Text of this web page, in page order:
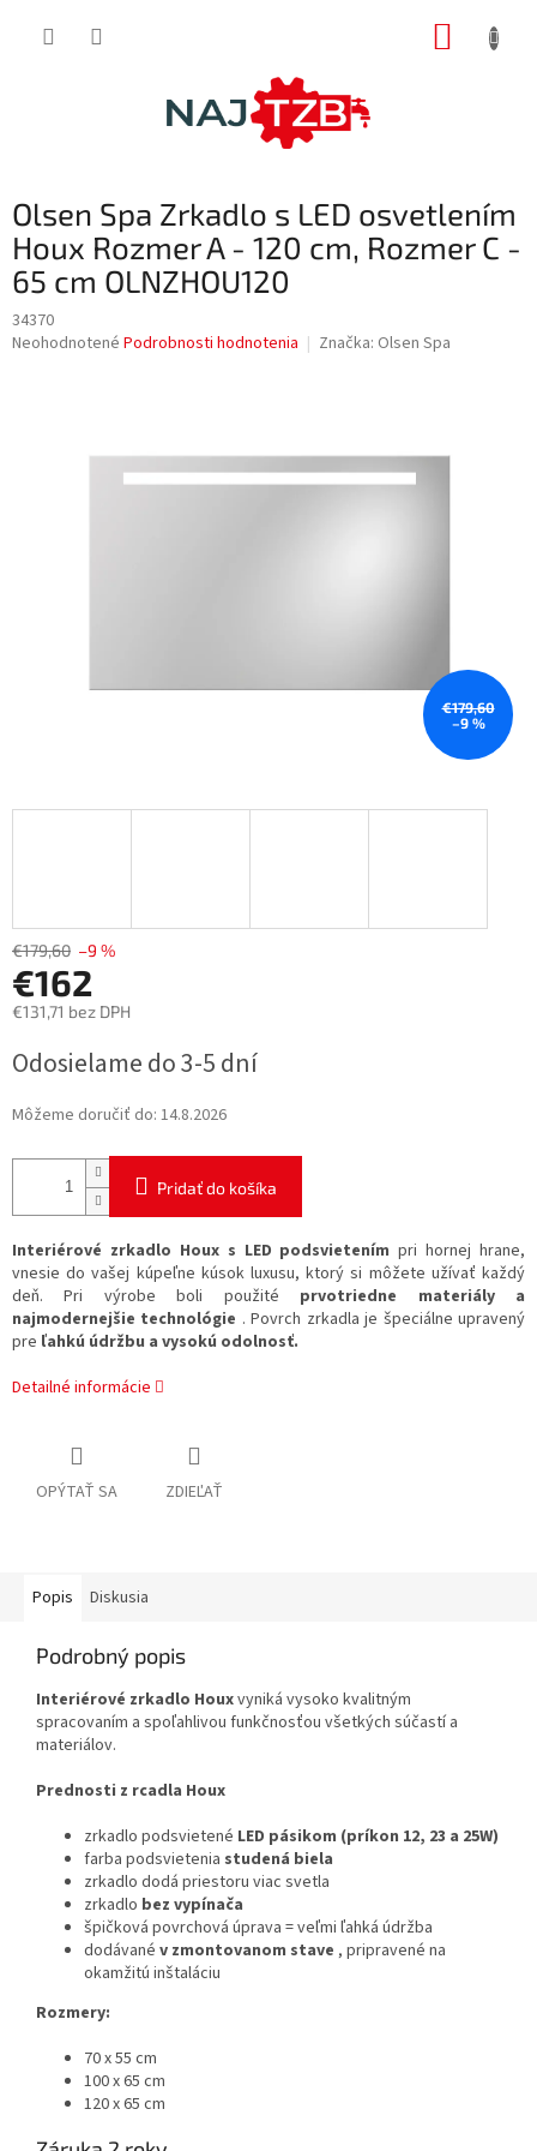
Olsen Spa Zrkadlo s LED osvetlením
Houx Rozmer A - 120 cm, Rozmer C -
65 cm OLNZHOU120
34370
Priemerné
Neohodnotené Podrobnosti hodnotenia Značka: Olsen Spa
€179,60
–9 %
€179,60 –9 %
€162
€131,71 bez DPH
cena:
Odosielame do 3-5 dní
Môžeme doručiť do: 14.8.2026
Pridať do košíka
Interiérové zrkadlo Houx s LED podsvietením pri hornej hrane,
vnesie do vašej kúpeľne kúsok luxusu, ktorý si môžete užívať každý
deň. Pri výrobe boli použité prvotriedne materiály a
najmodernejšie technológie . Povrch zrkadla je špeciálne upravený
pre ľahkú údržbu a vysokú odolnosť.
Detailné informácie
OPÝTAŤ SA ZDIEĽAŤ
Popis Diskusia
Podrobný popis
Interiérové zrkadlo Houxvyniká vysoko kvalitným
spracovaním a spoľahlivou funkčnosťou všetkých súčastí a
materiálov.
Prednosti z rcadla Houx
zrkadlo podsvietené LED pásikom (príkon 12, 23 a 25W)
farba podsvietenia studená biela
zrkadlo dodá priestoru viac svetla
zrkadlo bez vypínača
špičková povrchová úprava = veľmi ľahká údržba
dodávané v zmontovanom stave , pripravené na
okamžitú inštaláciu
Rozmery:
70 x 55 cm
100 x 65 cm
120 x 65 cm